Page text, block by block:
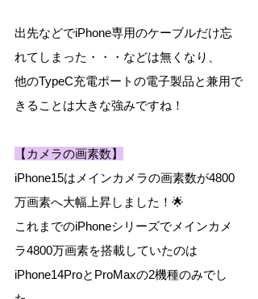
出先などでiPhone専用のケーブルだけ忘
れてしまった・・・などは無くなり、
他のTypeC充電ポートの電子製品と兼用で
きることは大きな強みですね！
【カメラの画素数】
iPhone15はメインカメラの画素数が4800
万画素へ大幅上昇しました！🌟
これまでのiPhoneシリーズでメインカメ
ラ4800万画素を搭載していたのは
iPhone14ProとProMaxの2機種のみでし